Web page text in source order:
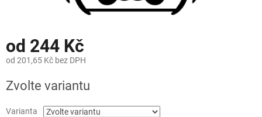
od 244 Kč
od 201,65 Kč bez DPH
cena:
Zvolte variantu
Varianta